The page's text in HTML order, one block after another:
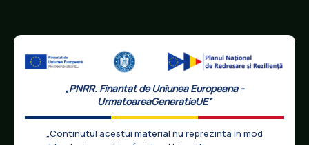
„PNRR. Finantat de Uniunea Europeana -
UrmatoareaGeneratieUE”
„Continutul acestui material nu reprezinta in mod